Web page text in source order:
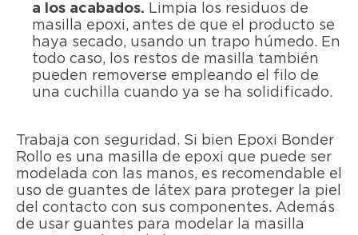
a los acabados. Limpia los residuos de
masilla epoxi, antes de que el producto se
haya secado, usando un trapo húmedo. En
todo caso, los restos de masilla también
pueden removerse empleando el filo de
una cuchilla cuando ya se ha solidificado.
Trabaja con seguridad. Si bien Epoxi Bonder
Rollo es una masilla de epoxi que puede ser
modelada con las manos, es recomendable el
uso de guantes de látex para proteger la piel
del contacto con sus componentes. Además
de usar guantes para modelar la masilla